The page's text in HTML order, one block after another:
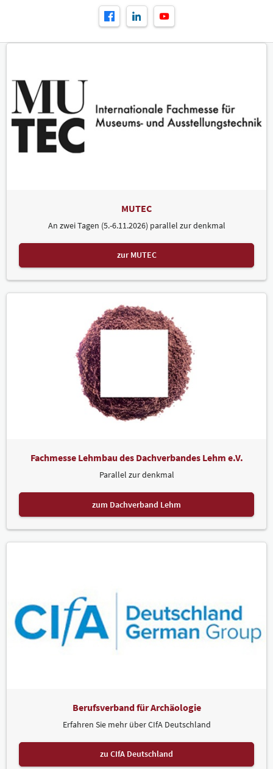
MUTEC
An zwei Tagen (5.-6.11.2026) parallel zur denkmal
zur MUTEC
Fachmesse Lehmbau des Dachverbandes Lehm e.V.
Parallel zur denkmal
zum Dachverband Lehm
Berufsverband für Archäologie
Erfahren Sie mehr über CIfA Deutschland
zu CIfA Deutschland